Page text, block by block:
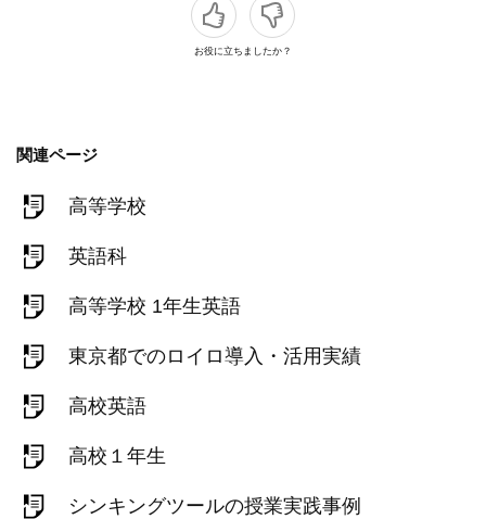
お役に立ちましたか？
関連ページ
高等学校
英語科
高等学校 1年生英語
東京都でのロイロ導入・活用実績
高校英語
高校１年生
シンキングツールの授業実践事例